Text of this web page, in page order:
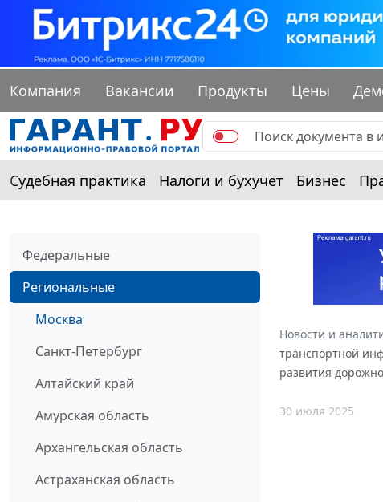
Компания Вакансии Продукты Цены
Судебная практика Налоги и бухучет Бизнес
Федеральные
Региональные
Москва
Санкт-Петербург
Алтайский край
Амурская область
Архангельская область
Астраханская область
Новости и
транспортной
развития
30 июля 2025